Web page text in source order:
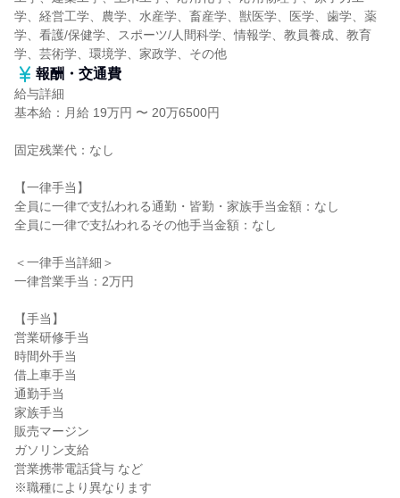
学、経営工学、農学、水産学、畜産学、獣医学、医学、歯学、薬
学、看護/保健学、スポーツ/人間科学、情報学、教員養成、教育
学、芸術学、環境学、家政学、その他
報酬・交通費
給与詳細
基本給：月給 19万円 〜 20万6500円
固定残業代：なし
【一律手当】
全員に一律で支払われる通勤・皆勤・家族手当金額：なし
全員に一律で支払われるその他手当金額：なし
＜一律手当詳細＞
一律営業手当：2万円
【手当】
営業研修手当
時間外手当
借上車手当
通勤手当
家族手当
販売マージン
ガソリン支給
営業携帯電話貸与 など
※職種により異なります